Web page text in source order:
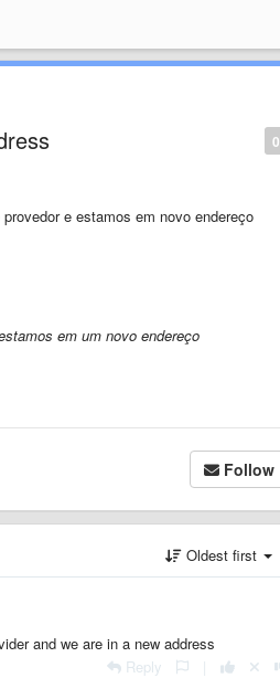
0
e estamos em novo endereço
em um novo endereço
Follow
Oldest first
and we are in a new address
Reply